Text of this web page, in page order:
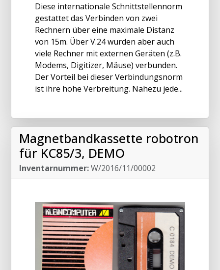
Diese internationale Schnittstellennorm
gestattet das Verbinden von zwei
Rechnern über eine maximale Distanz
von 15m. Über V.24 wurden aber auch
viele Rechner mit externen Geräten (z.B.
Modems, Digitizer, Mäuse) verbunden.
Der Vorteil bei dieser Verbindungsnorm
ist ihre hohe Verbreitung. Nahezu jede...
Magnetbandkassette robotron
für KC85/3, DEMO
Inventarnummer:W/2016/11/00002